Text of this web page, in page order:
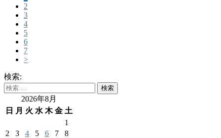
2
3
4
5
6
7
>
検索:
2026年8月
日
月 火 水 木 金 土
1
2
3 4 5 6 7
8